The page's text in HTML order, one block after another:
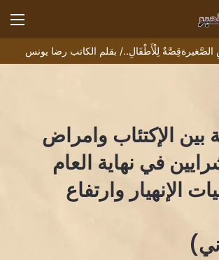
للظلِ/ بقلم الشاعرة ندى الحاج
بين الإكتئاب وامراض
في نهاية العام
الإنهيار وارتفاع